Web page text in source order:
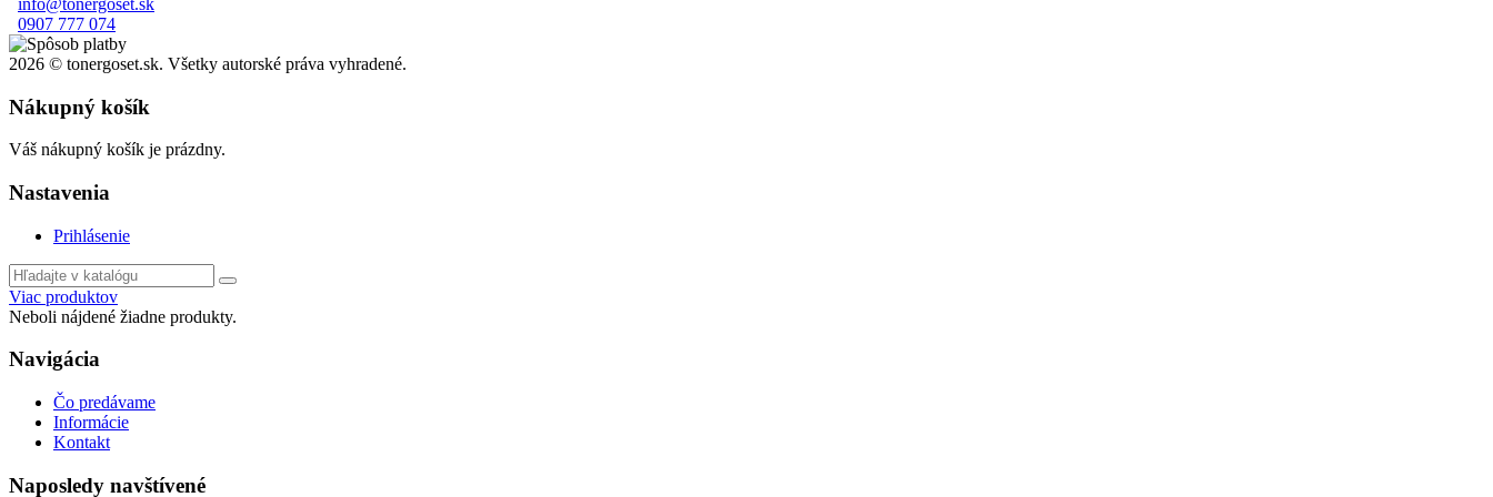
0907 777 074
2026 © tonergoset.sk. Všetky autorské práva vyhradené.
Nákupný košík
Váš nákupný košík je prázdny.
Nastavenia
Prihlásenie
Viac produktov
Neboli nájdené žiadne produkty.
Navigácia
Čo predávame
Informácie
Kontakt
Naposledy navštívené